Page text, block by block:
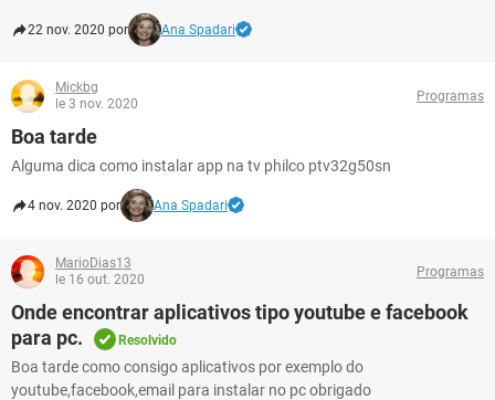
22 nov. 2020 por Ana Spadari
Mickbg
le 3 nov. 2020
Programas
Boa tarde
Alguma dica como instalar app na tv philco ptv32g50sn
4 nov. 2020 por Ana Spadari
MarioDias13
le 16 out. 2020
Programas
Onde encontrar aplicativos tipo youtube e facebook
para pc.
Resolvido
Boa tarde como consigo aplicativos por exemplo do
youtube,facebook,email para instalar no pc obrigado